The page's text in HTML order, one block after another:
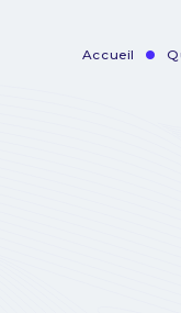
Accueil